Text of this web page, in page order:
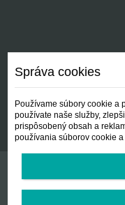
Správa cookies
Používame súbory cookie a
používate naše služby,
prispôsobený obsah a
používania súborov cookie